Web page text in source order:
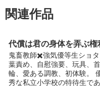
関連作品
代償は君の身体を弄ぶ権
鬼畜教師✖️強気優等生ショ
葉責め、自慰強要、玩具、首
輪、愛ある調教、初体験。
秀な私立小学校の特待生で